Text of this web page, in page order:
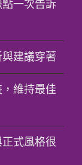
一次告訴
建議穿著
維持最佳
式風格很